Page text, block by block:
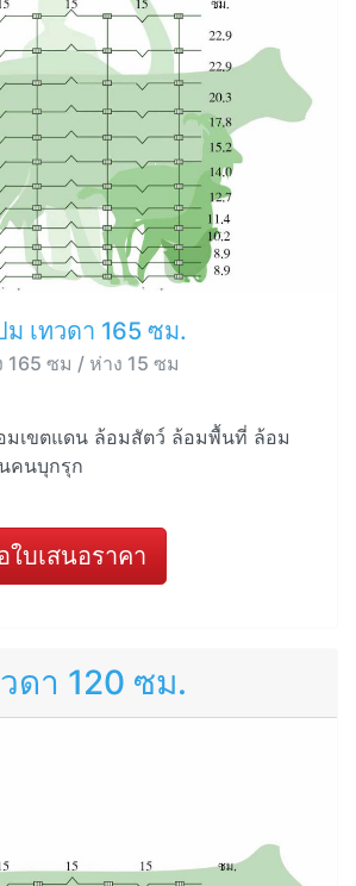
เทวดา 165 ซม.
165 ซม / ห่าง 15 ซม
มเขตแดน ล้อมสัตว์ ล้อมพื้นที่ ล้อม
คนบุกรุก
บเสนอราคา
ดา 120 ซม.